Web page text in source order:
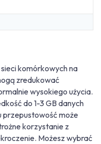
komórkowych na
zredukować
wysokiego użycia.
do 1-3 GB danych
przepustowość może
korzystanie z
Możesz wybrać